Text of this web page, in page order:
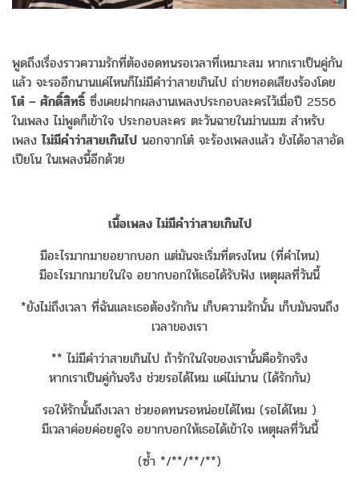
พูดถึงเรื่องราวความรักที่ต้องอดทนรอเวลาที่เหมาะสม หากเราเป็นคู่กัน
แล้ว จะรออีกนานแค่ไหนก็ไม่มีคำว่าสายเกินไป ถ่ายทอดเสียงร้องโดย
โต๋ – ศักดิ์สิทธิ์ ซึ่งเคยฝากผลงานเพลงประกอบละครไว้เมื่อปี 2556
ในเพลง ไม่พูดก็เข้าใจ ประกอบละคร ตะวันฉายในม่านเมฆ สำหรับ
เพลงไม่มีคำว่าสายเกินไป นอกจากโต๋ จะร้องเพลงแล้ว ยังได้อาสาอัด
เปียโน ในเพลงนี้อีกด้วย
เนื้อเพลง ไม่มีคำว่าสายเกินไป
มีอะไรมากมายอยากบอก แต่มันจะเริ่มที่ตรงไหน (ที่คำไหน)
มีอะไรมากมายในใจ อยากบอกให้เธอได้รับฟัง เหตุผลที่วันนี้
*ยังไม่ถึงเวลา ที่ฉันและเธอต้องรักกัน เก็บความรักนั้น เก็บมันจนถึง
เวลาของเรา
** ไม่มีคำว่าสายเกินไป ถ้ารักในใจของเรานั้นคือรักจริง
หากเราเป็นคู่กันจริง ช่วยรอได้ไหม แค่ไม่นาน (ได้รักกัน)
รอให้รักนั้นถึงเวลา ช่วยอดทนรอหน่อยได้ไหม (รอได้ไหม )
มีเวลาค่อยค่อยดูใจ อยากบอกให้เธอได้เข้าใจ เหตุผลที่วันนี้
(ซ้ำ */**/**/**)